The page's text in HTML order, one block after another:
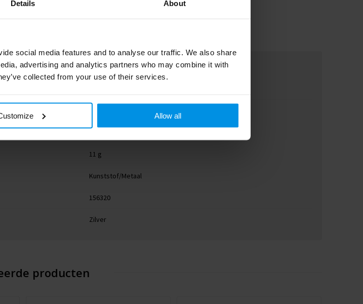
Details About
social media features and to analyse our traffic. We also share
advertising and analytics partners who may combine it with
collected from your use of their services.
Allow all
11 g
Kunststof/Metaal
156320
Zilver
producten